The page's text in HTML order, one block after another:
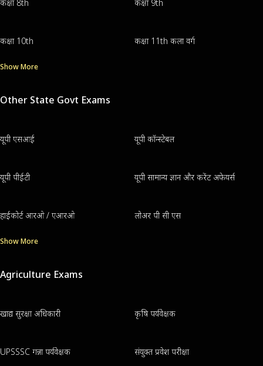
कक्षा 8th कक्षा 9th
कक्षा 10th कक्षा 11th कला वर्ग
Show More
Other State Govt Exams
यूपी एसआई यूपी कॉन्स्टेबल
यूपी पीईटी यूपी सामान्य ज्ञान और करेंट अफेयर्स
हाईकोर्ट आरओ / एआरओ लोअर पी सी एस
Show More
Agriculture Exams
खाद्य सुरक्षा अधिकारी कृषि पर्यवेक्षक
UPSSSC गन्ना पर्यवेक्षक संयुक्त प्रवेश परीक्षा